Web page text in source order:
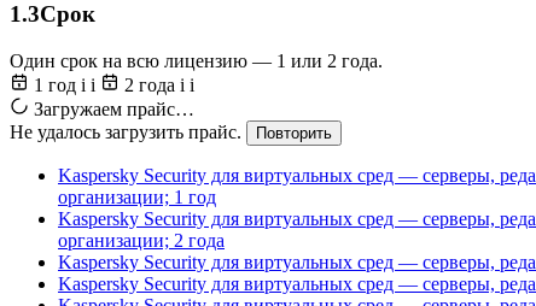
1.3Срок
Один срок на всю лицензию — 1 или 2 года.
1 год i i 2 года i i
Загружаем прайс…
Не удалось загрузить прайс.
Повторить
Kaspersky Security для виртуальных сред — серверы,
организации; 1 год
Kaspersky Security для виртуальных сред — серверы,
организации; 2 года
Kaspersky Security для виртуальных сред — серверы,
Kaspersky Security для виртуальных сред — серверы,